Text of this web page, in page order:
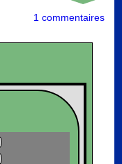
1 commentaires